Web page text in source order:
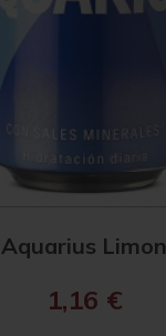
Aquarius Limon
1,16 €